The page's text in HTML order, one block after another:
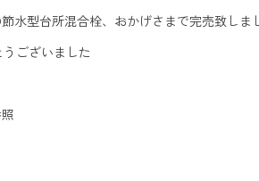
水型台所混合栓、おかげさまで完売致しま
ございました